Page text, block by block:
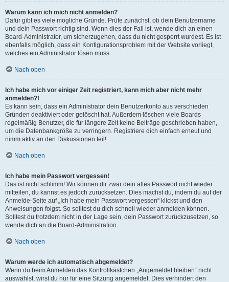
Warum kann ich mich nicht anmelden?
Dafür gibt es viele mögliche Gründe. Prüfe zunächst, ob dein Benutzername
und dein Passwort richtig sind. Wenn dies der Fall ist, wende dich an einen
Board-Administrator, um sicherzugehen, dass du nicht gesperrt wurdest. Es ist
ebenfalls möglich, dass ein Konfigurationsproblem mit der Website vorliegt,
welches ein Administrator lösen muss.
Nach oben
Ich habe mich vor einiger Zeit registriert, kann mich aber nicht mehr
anmelden?!
Es kann sein, dass ein Administrator dein Benutzerkonto aus verschieden
Gründen deaktiviert oder gelöscht hat. Außerdem löschen viele Boards
regelmäßig Benutzer, die für längere Zeit keine Beiträge geschrieben haben,
um die Datenbankgröße zu verringern. Registriere dich einfach erneut und
nimm aktiv an den Diskussionen teil!
Nach oben
Ich habe mein Passwort vergessen!
Das ist nicht schlimm! Wir können dir zwar dein altes Passwort nicht wieder
mitteilen, du kannst es jedoch zurücksetzen. Dies machst du, indem du auf der
Anmelde-Seite auf „Ich habe mein Passwort vergessen“ klickst und den
Anweisungen folgst. So solltest du dich schnell wieder anmelden können.
Solltest du trotzdem nicht in der Lage sein, dein Passwort zurückzusetzen, so
wende dich an die Board-Administration.
Nach oben
Warum werde ich automatisch abgemeldet?
Wenn du beim Anmelden das Kontrollkästchen „Angemeldet bleiben“ nicht
auswählst, wirst du nur für eine Sitzung angemeldet. Dies verhindert den